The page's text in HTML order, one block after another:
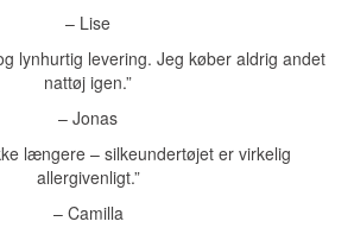
– Lise
lynhurtig levering. Jeg køber aldrig andet
nattøj igen.”
– Jonas
længere – silkeundertøjet er virkelig
allergivenligt.”
– Camilla